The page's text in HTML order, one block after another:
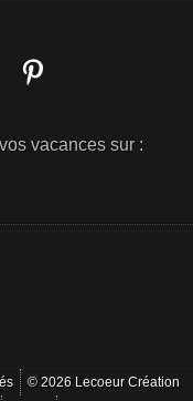
vacances sur :
© 2026 Lecoeur Création